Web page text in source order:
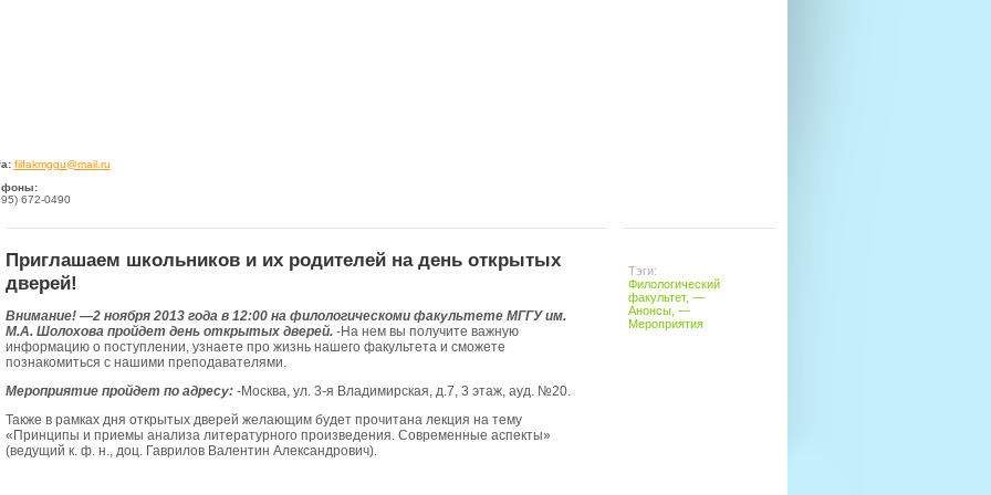
filfakmggu@mail.ru
672-0490
Тэги:
Филологический
факультет, —
Анонсы, —
Мероприятия
Приглашаем школьников и их родителей на день открытых
дверей!
Внимание! —2 ноября 2013 года в 12:00 на филологическоми факультете МГГУ им.
М.А. Шолохова пройдет день открытых дверей.-На нем вы получите важную
информацию о поступлении, узнаете про жизнь нашего факультета и сможете
познакомиться с нашими преподавателями.
Мероприятие пройдет по адресу:-Москва, ул. 3-я Владимирская, д.7, 3 этаж, ауд. №20.
Также в рамках дня открытых дверей желающим будет прочитана лекция на тему
«Принципы и приемы анализа литературного произведения. Современные аспекты»
(ведущий к. ф. н., доц. Гаврилов Валентин Александрович).